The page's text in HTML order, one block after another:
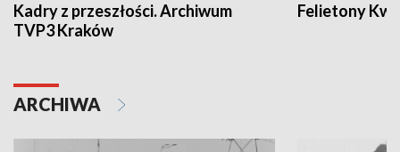
Kadry z przeszłości. Archiwum
TVP3 Kraków
Felietony
ARCHIWA